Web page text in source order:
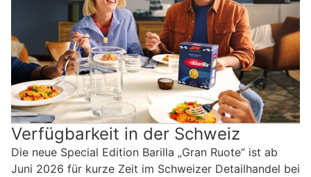
Verfügbarkeit in der Schweiz
Die neue Special Edition Barilla „Gran Ruote“ ist ab
Juni 2026 für kurze Zeit im Schweizer Detailhandel bei